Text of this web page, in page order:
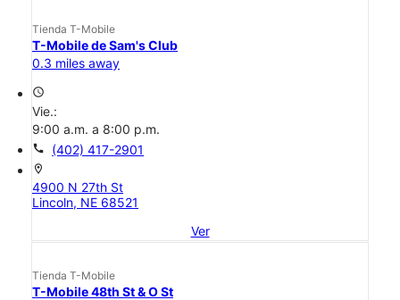
Tienda T-Mobile
T-Mobile de Sam's Club
0.3 miles away
access_time
Vie.:
9:00 a.m. a 8:00 p.m.
call (402) 417-2901
location_on
4900 N 27th St
Lincoln, NE 68521
Ver
Tienda T-Mobile
T-Mobile 48th St & O St